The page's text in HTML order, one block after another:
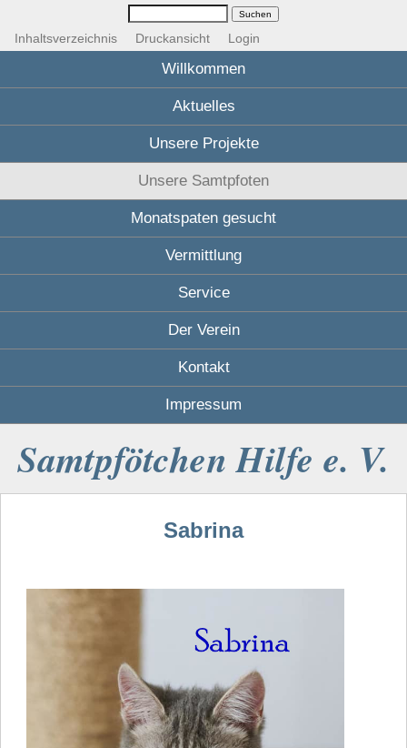
Inhaltsverzeichnis Druckansicht Login
Willkommen
Aktuelles
Unsere Projekte
Unsere Samtpfoten
Monatspaten gesucht
Vermittlung
Service
Der Verein
Kontakt
Impressum
Samtpfötchen Hilfe e. V.
Sabrina